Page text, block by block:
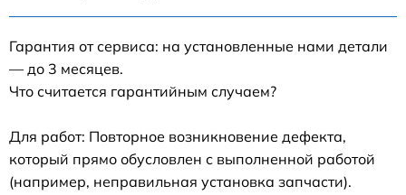
Гарантия от сервиса: на установленные нами детали
— до 3 месяцев.
Что считается гарантийным случаем?
Для работ: Повторное возникновение дефекта,
который прямо обусловлен с выполненной работой
(например, неправильная установка запчасти).